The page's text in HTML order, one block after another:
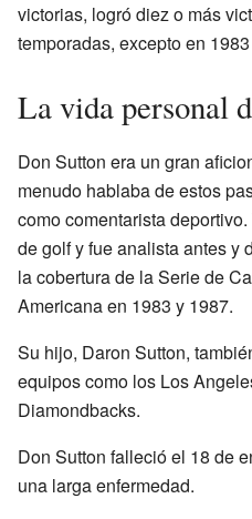
victorias, logró diez o más
temporadas, excepto en
La vida personal
Don Sutton era un gran
menudo hablaba de estos
como comentarista
de golf y fue analista antes y
la cobertura de la Serie de
Americana en 1983 y 1987.
Su hijo, Daron Sutton,
equipos como los Los
Diamondbacks.
Don Sutton falleció el 18 de
una larga enfermedad.